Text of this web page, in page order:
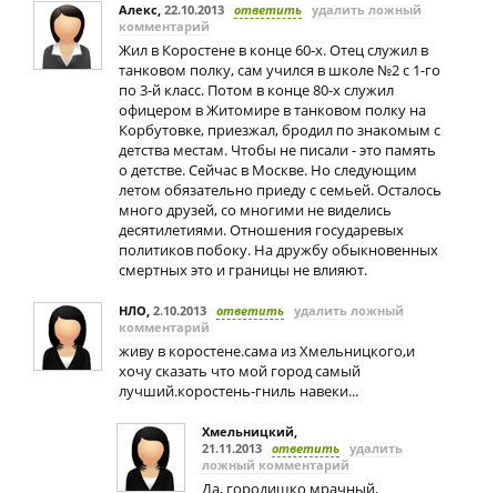
Алекс, 22.10.2013 ответить удалить ложный
комментарий
Жил в Коростене в конце 60-х. Отец служил в
танковом полку, сам учился в школе №2 с 1-го
по 3-й класс. Потом в конце 80-х служил
офицером в Житомире в танковом полку на
Корбутовке, приезжал, бродил по знакомым с
детства местам. Чтобы не писали - это память
о детстве. Сейчас в Москве. Но следующим
летом обязательно приеду с семьей. Осталось
много друзей, со многими не виделись
десятилетиями. Отношения государевых
политиков побоку. На дружбу обыкновенных
смертных это и границы не влияют.
НЛО, 2.10.2013 ответить удалить ложный
комментарий
живу в коростене.сама из Хмельницкого,и
хочу сказать что мой город самый
лучший.коростень-гниль навеки...
Хмельницкий,
21.11.2013 ответить удалить
ложный комментарий
Да, городишко мрачный,